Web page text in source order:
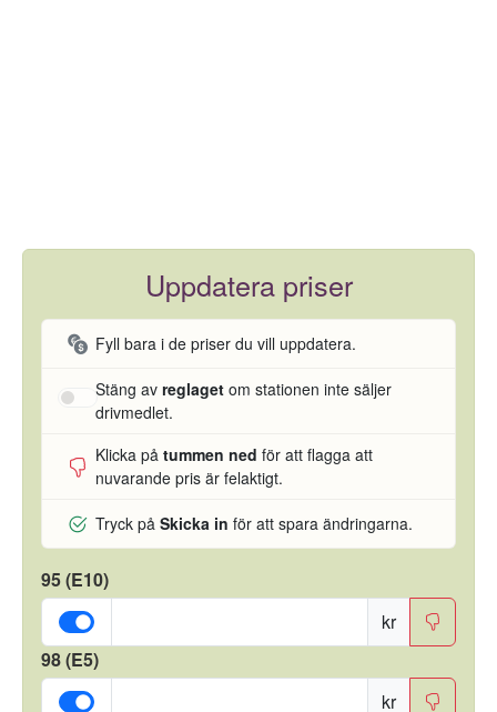
Uppdatera priser
Fyll bara i de priser du vill uppdatera.
Stäng av reglaget om stationen inte säljer
drivmedlet.
Klicka på tummen ned för att flagga att
nuvarande pris är felaktigt.
Tryck på Skicka in för att spara ändringarna.
95 (E10)
kr
98 (E5)
kr